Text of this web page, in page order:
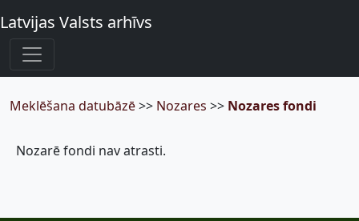
Latvijas Valsts arhīvs
Meklēšana datubāzē>> Nozares >> Nozares fondi
Nozarē fondi nav atrasti.